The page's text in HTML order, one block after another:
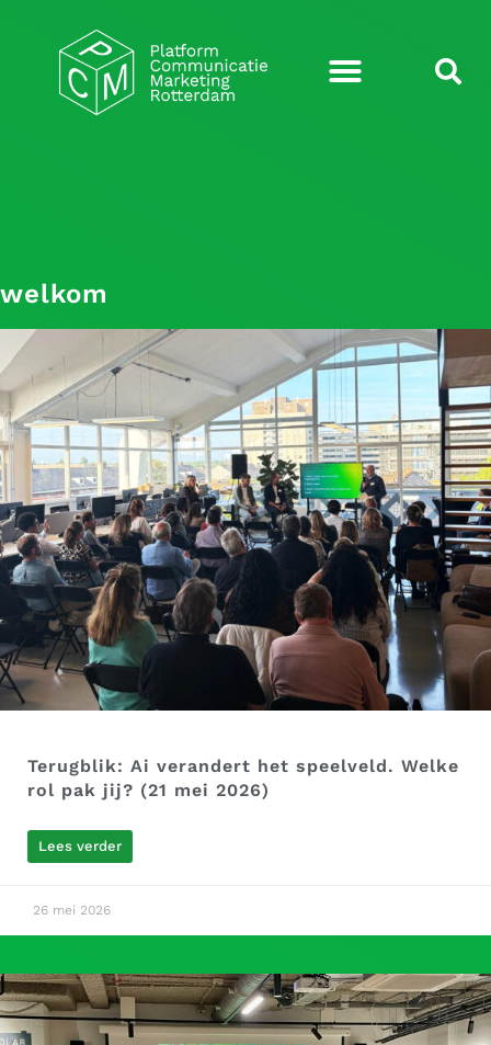
welkom
Terugblik: Ai verandert het speelveld. Welke
rol pak jij? (21 mei 2026)
Lees verder
26 mei 2026